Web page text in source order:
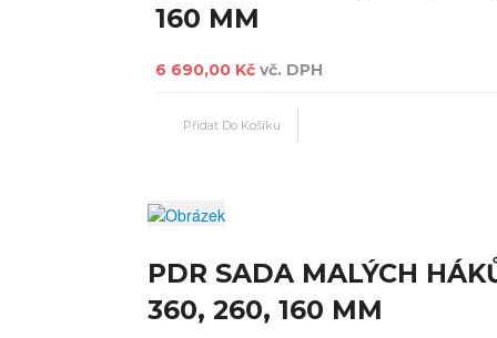
160 MM
6 690,00 Kč vč. DPH
PDR SADA MALÝCH
360, 260, 160 MM